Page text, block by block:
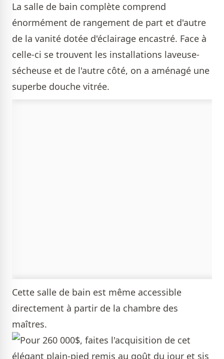
La salle de bain complète comprend
énormément de rangement de part et d'autre
de la vanité dotée d'éclairage encastré. Face à
celle-ci se trouvent les installations laveuse-
sécheuse et de l'autre côté, on a aménagé une
superbe douche vitrée.
Cette salle de bain est même accessible
directement à partir de la chambre des
maîtres.